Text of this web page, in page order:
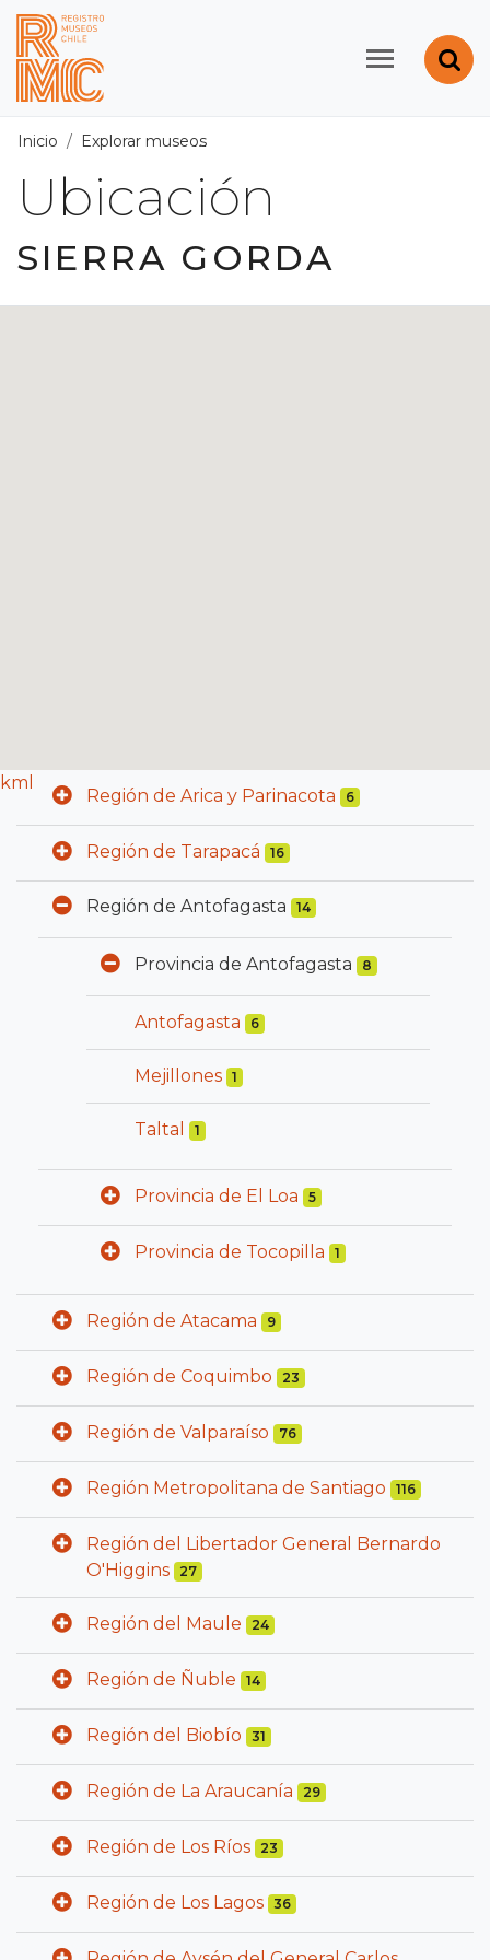
Contenido principal
Registro de Museos
Inicio Explorar museos
Ubicación
SIERRA GORDA
kml
Región de Arica y Parinacota 6
Región de Tarapacá 16
Región de Antofagasta 14
Provincia de Antofagasta 8
Antofagasta 6
Mejillones 1
Taltal 1
Provincia de El Loa 5
Provincia de Tocopilla 1
Región de Atacama 9
Región de Coquimbo 23
Región de Valparaíso 76
Región Metropolitana de Santiago 116
Región del Libertador General Bernardo
O'Higgins
27
Región del Maule 24
Región de Ñuble 14
Región del Biobío 31
Región de La Araucanía 29
Región de Los Ríos 23
Región de Los Lagos 36